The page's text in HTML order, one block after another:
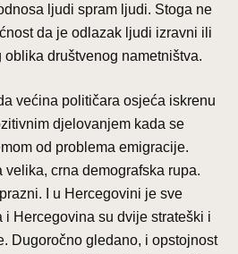
ljudi spram ljudi. Stoga ne
da je odlazak ljudi izravni ili
društvenog nametništva.
većina političara osjeća iskrenu
djelovanjem kada se
od problema emigracije.
crna demografska rupa.
I u Hercegovini je sve
i Hercegovina su dvije strateški i
Dugoročno gledano, i opstojnost